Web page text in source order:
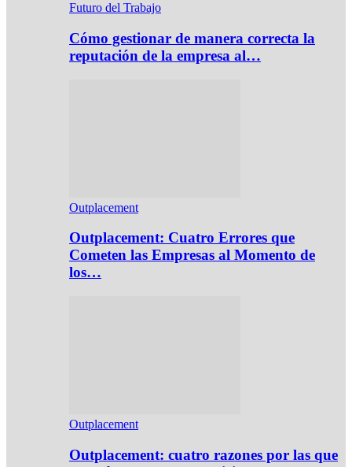
Futuro del Trabajo
Cómo gestionar de manera correcta la
reputación de la empresa al…
Outplacement
Outplacement: Cuatro Errores que
Cometen las Empresas al Momento de
los…
Outplacement
Outplacement: cuatro razones por las que